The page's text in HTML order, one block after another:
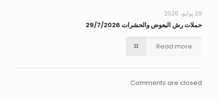
29 يوليو، 2026
حملات رش البعوض والحشرات 29/7/2026
Read more
Comments are closed.